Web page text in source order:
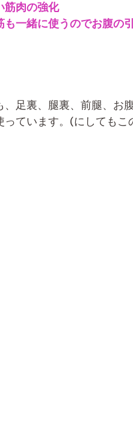
筋肉の強化
も一緒に使うのでお腹の
足裏、腿裏、前腿、お
っています。(にしても